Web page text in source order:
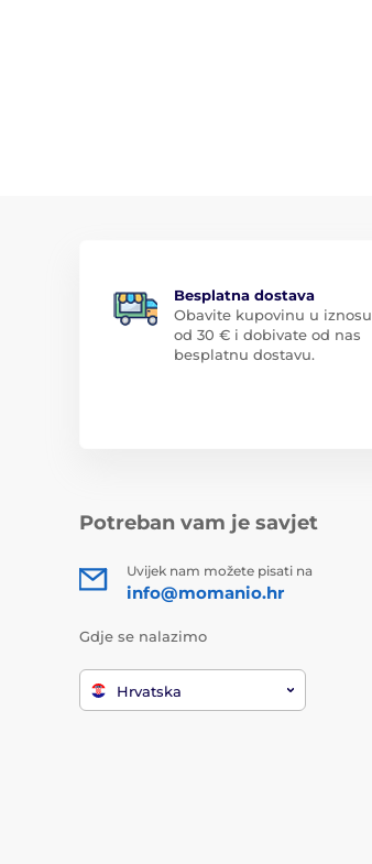
Besplatna dostava
Obavite kupovinu u iznosu
od 30 € i dobivate od nas
besplatnu dostavu.
Potreban vam je savjet
Uvijek nam možete pisati na
info@momanio.hr
Gdje se nalazimo
Hrvatska